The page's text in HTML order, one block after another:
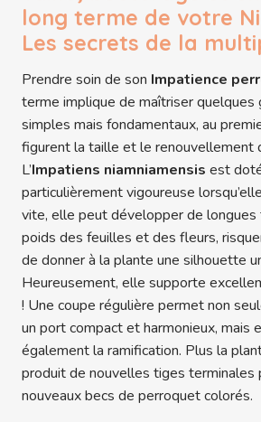
long terme de votre
Les secrets de la
Prendre soin de son Impatience
terme implique de maîtriser quelques
simples mais fondamentaux, au
figurent la taille et le
L’Impatiens niamniamensis est
particulièrement vigoureuse
vite, elle peut développer de longues
poids des feuilles et des fleurs,
de donner à la plante une silhouette
Heureusement, elle supporte
! Une coupe régulière permet non
un port compact et harmonieux, mais
également la ramification. Plus la
produit de nouvelles tiges terminales
nouveaux becs de perroquet colorés.